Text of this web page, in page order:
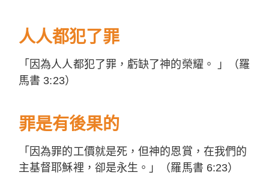
人人都犯了罪
「因為人人都犯了罪，虧缺了神的榮耀。 」（羅
馬書 3:23）
罪是有後果的
「因為罪的工價就是死，但神的恩賞，在我們的
主基督耶穌裡，卻是永生。」（羅馬書 6:23）